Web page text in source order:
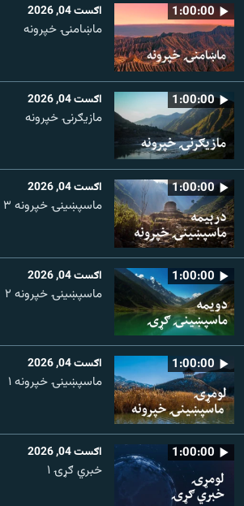
1:00:00 اګست 04, 2026
ماښامنۍ خپرونه
1:00:00 اګست 04, 2026
مازیګرنۍ خپرونه
1:00:00 اګست 04, 2026
ماسپښینۍ خپرونه ۳
1:00:00 اګست 04, 2026
ماسپښينۍ خپرونه ۲
1:00:00 اګست 04, 2026
ماسپښينۍ خپرونه ۱
1:00:00 اګست 04, 2026
خبري ګړۍ ۱